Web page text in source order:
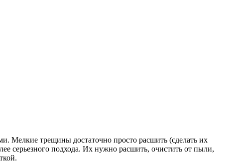
Мелкие трещины достаточно просто расшить (сделать их
серьезного подхода. Их нужно расшить, очистить от пыли,